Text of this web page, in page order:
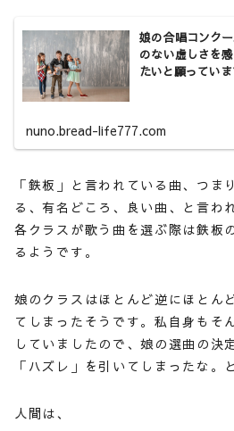
娘の合唱コンク
のない虚しさを
たいと願っていま
nuno.bread-life777.com
「鉄板」と言われている曲、つま
る、有名どころ、良い曲、と言わ
各クラスが歌う曲を選ぶ際は鉄板
るようです。
娘のクラスはほとんど逆にほとん
てしまったそうです。私自身もそ
していましたので、娘の選曲の決
「ハズレ」を引いてしまったな。
人間は、